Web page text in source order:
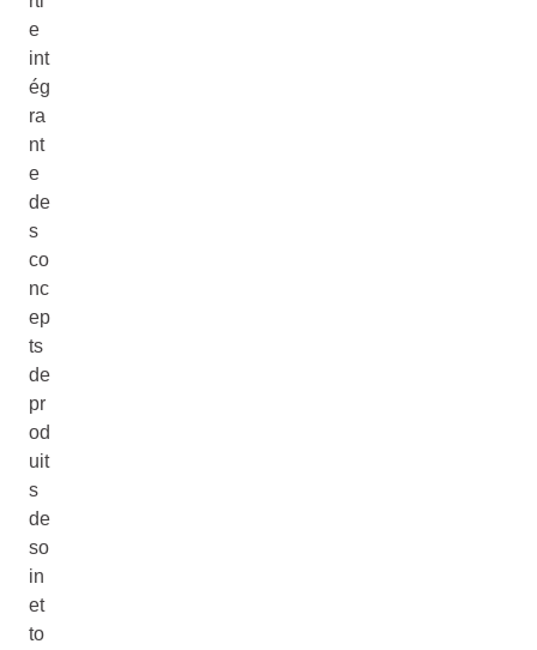
e
int
ég
ra
nt
e
de
s
co
nc
ep
ts
de
pr
od
uit
s
de
so
in
et
to